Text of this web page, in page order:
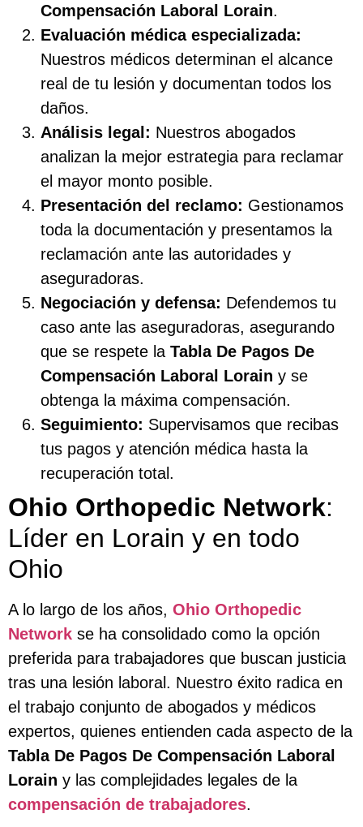
Compensación Laboral Lorain.
Evaluación médica especializada:
Nuestros médicos determinan el alcance
real de tu lesión y documentan todos los
daños.
Análisis legal: Nuestros abogados
analizan la mejor estrategia para reclamar
el mayor monto posible.
Presentación del reclamo: Gestionamos
toda la documentación y presentamos la
reclamación ante las autoridades y
aseguradoras.
Negociación y defensa: Defendemos tu
caso ante las aseguradoras, asegurando
que se respete la Tabla De Pagos De
Compensación Laboral Lorain y se
obtenga la máxima compensación.
Seguimiento: Supervisamos que recibas
tus pagos y atención médica hasta la
recuperación total.
Ohio Orthopedic Network:
Líder en Lorain y en todo
Ohio
A lo largo de los años, Ohio Orthopedic
Network se ha consolidado como la opción
preferida para trabajadores que buscan justicia
tras una lesión laboral. Nuestro éxito radica en
el trabajo conjunto de abogados y médicos
expertos, quienes entienden cada aspecto de la
Tabla De Pagos De Compensación Laboral
Lorain y las complejidades legales de la
compensación de trabajadores.